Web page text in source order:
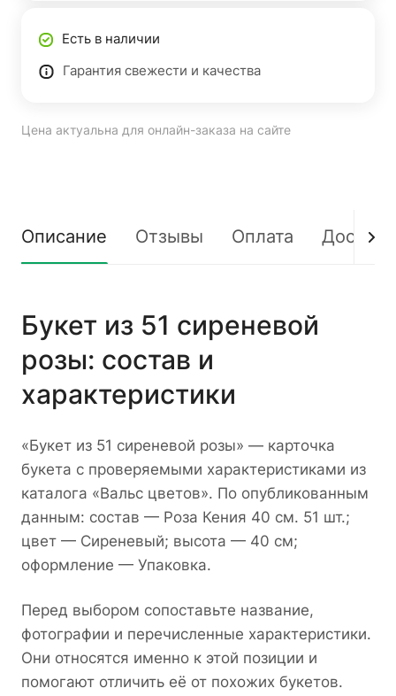
Есть в наличии
Гарантия свежести и качества
Цена актуальна для онлайн-заказа на сайте
Описание Отзывы Оплата
Букет из 51 сиреневой
розы: состав и
характеристики
«Букет из 51 сиреневой розы» — карточка
букета с проверяемыми характеристиками из
каталога «Вальс цветов». По опубликованным
данным: состав — Роза Кения 40 см. 51 шт.;
цвет — Сиреневый; высота — 40 см;
оформление — Упаковка.
Перед выбором сопоставьте название,
фотографии и перечисленные характеристики.
Они относятся именно к этой позиции и
помогают отличить её от похожих букетов.